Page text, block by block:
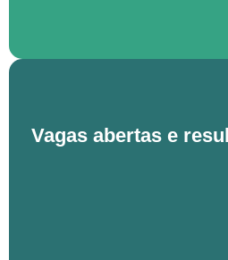
Vagas abertas e